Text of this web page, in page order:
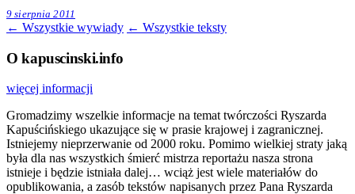
9 sierpnia 2011
← Wszystkie wywiady ← Wszystkie teksty
O kapuscinski.info
więcej informacji
Gromadzimy wszelkie informacje na temat twórczości Ryszarda
Kapuścińskiego ukazujące się w prasie krajowej i zagranicznej.
Istniejemy nieprzerwanie od 2000 roku. Pomimo wielkiej straty jaką
była dla nas wszystkich śmierć mistrza reportażu nasza strona
istnieje i będzie istniała dalej… wciąż jest wiele materiałów do
opublikowania, a zasób tekstów napisanych przez Pana Ryszarda